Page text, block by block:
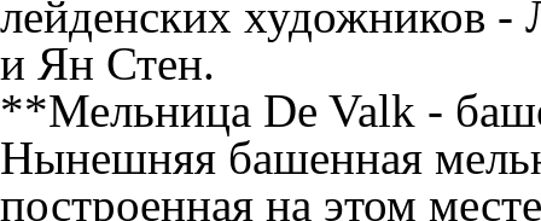
лейденских художников -
и Ян Стен.
**Мельница De Valk -
Нынешняя башенная
построенная на этом